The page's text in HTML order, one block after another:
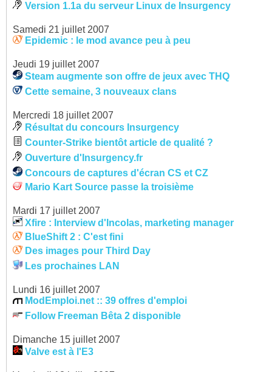
Version 1.1a du serveur Linux de Insurgency
Samedi 21 juillet 2007
Epidemic : le mod avance peu à peu
Jeudi 19 juillet 2007
Steam augmente son offre de jeux avec THQ
Cette semaine, 3 nouveaux clans
Mercredi 18 juillet 2007
Résultat du concours Insurgency
Counter-Strike bientôt article de qualité ?
Ouverture d'Insurgency.fr
Concours de captures d'écran CS et CZ
Mario Kart Source passe la troisième
Mardi 17 juillet 2007
Xfire : Interview d'Incolas, marketing manager
BlueShift 2 : C'est fini
Des images pour Third Day
Les prochaines LAN
Lundi 16 juillet 2007
ModEmploi.net :: 39 offres d'emploi
Follow Freeman Bêta 2 disponible
Dimanche 15 juillet 2007
Valve est à l'E3